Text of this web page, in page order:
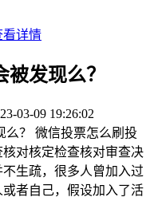
看详情
发现么？
03-09 19:26:02
么？ 微信投票怎么刷投
对核定检查核对审查决
生疏，很多人曾加入过
者自己，假设加入了活